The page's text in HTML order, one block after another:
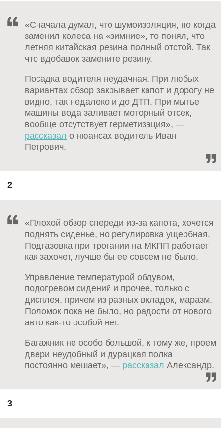
«Сначала думал, что шумоизоляция, но когда
заменил колеса на «зимние», то понял, что
летняя китайская резина полный отстой. Так
что вдобавок замените резину.
Посадка водителя неудачная. При любых
вариантах обзор закрывает капот и дорогу не
видно, так недалеко и до ДТП. При мытье
машины вода заливает моторный отсек,
вообще отсутствует герметизация», —
рассказал о нюансах водитель Иван
Петрович.
2
«Плохой обзор спереди из-за капота, хочется
поднять сиденье, но регулировка ущербная.
Подгазовка при трогании на МКПП работает
как захочет, лучше бы ее совсем не было.
Управление температурой обдувом,
подогревом сидений и прочее, только с
дисплея, причем из разных вкладок, маразм.
Поломок пока не было, но радости от нового
авто как-то особой нет.
Багажник не особо большой, к тому же, проем
двери неудобный и дурацкая полка
постоянно мешает», — рассказал Александр.
3